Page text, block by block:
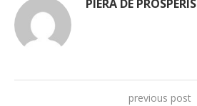
PIERA DE PROSPERIS
previous post